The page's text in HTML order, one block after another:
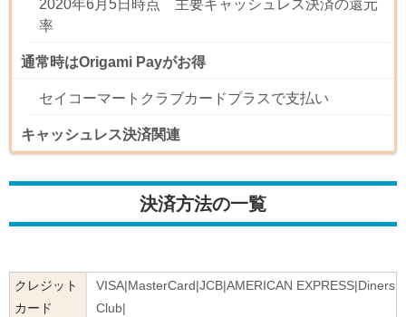
2020年6月5日時点 主要キャッシュレス決済の還元
率
通常時はOrigami Payがお得
セイコーマートクラブカードプラスで支払い
キャッシュレス決済関連
決済方法の一覧
クレジット
カード
VISA|MasterCard|JCB|AMERICAN EXPRESS|Diners
Club|